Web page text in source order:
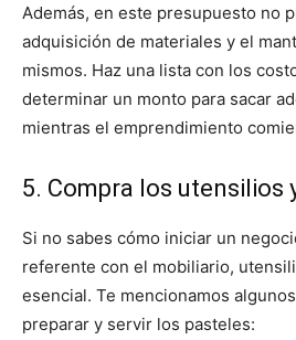
Además, en este presupuesto no
adquisición de materiales y el
mismos. Haz una lista con los
determinar un monto para sacar
mientras el emprendimiento
5. Compra los utensilios
Si no sabes cómo iniciar un
referente con el mobiliario,
esencial. Te mencionamos
preparar y servir los pasteles: